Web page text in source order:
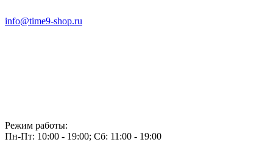
info@time9-shop.ru
Режим работы:
Пн-Пт: 10:00 - 19:00; Сб: 11:00 - 19:00